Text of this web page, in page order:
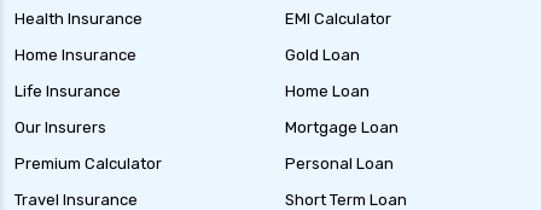
Health Insurance
Home Insurance
Life Insurance
Our Insurers
Premium Calculator
Travel Insurance
EMI Calculator
Gold Loan
Home Loan
Mortgage Loan
Personal Loan
Short Term Loan